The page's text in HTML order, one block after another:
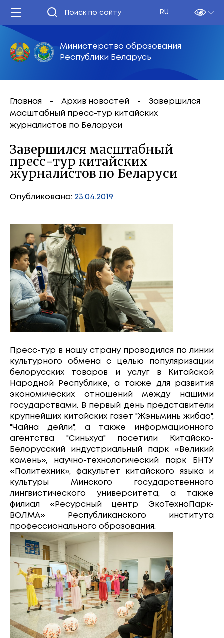
RU
Министерство образования
Республики Беларусь
Главная Архив новостей
Завершился
масштабный пресс-тур китайских
журналистов по Беларуси
Завершился масштабный
пресс-тур китайских
журналистов по Беларуси
Опубликовано: 23.04.2019
Пресс-тур в нашу страну проводился по линии
культурного обмена с целью популяризации
белорусских товаров и услуг в Китайской
Народной Республике, а также для развития
экономических отношений между нашими
государствами. В первый день представители
крупнейших китайских газет "Жэньминь жибао",
"Чайна дейли", а также информационного
агентства "Синьхуа" посетили Китайско-
Белорусский индустриальный парк «Великий
камень», научно-технологический парк БНТУ
«Политехник», факультет китайского языка и
культуры Минского государственного
лингвистического университета, а также
филиал «Ресурсный центр ЭкоТехноПарк-
ВОЛМА» Республиканского института
профессионального образования.